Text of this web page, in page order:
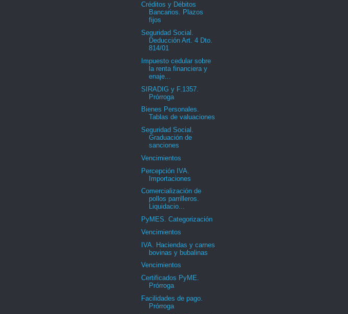
Créditos y Débitos
Bancarios. Plazos
fijos
Seguridad Social.
Deducción Art. 4 Dto.
814/01
Impuesto cedular sobre
la renta financiera y
enaje...
SIRADIG y F.1357.
Prórroga
Bienes Personales.
Tablas de valuaciones
Seguridad Social.
Graduación de
sanciones
Vencimientos
Percepción IVA.
Importaciones
Comercialización de
pollos parrilleros.
Liquidacio...
PyMES. Categorización
Vencimientos
IVA. Haciendas y carnes
bovinas y bubalinas
Vencimientos
Certificados PyME.
Prórroga
Facilidades de pago.
Prórroga